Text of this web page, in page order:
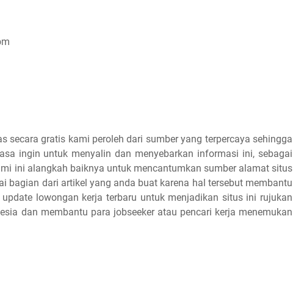
secara gratis kami peroleh dari sumber yang terpercaya sehingga
ingin untuk menyalin dan menyebarkan informasi ini, sebagai
ini alangkah baiknya untuk mencantumkan sumber alamat situs
bagian dari artikel yang anda buat karena hal tersebut membantu
lowongan kerja terbaru untuk menjadikan situs ini rujukan
dan membantu para jobseeker atau pencari kerja menemukan